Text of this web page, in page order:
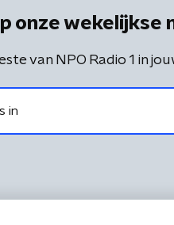
onze wekelijkse
van NPO Radio 1 in